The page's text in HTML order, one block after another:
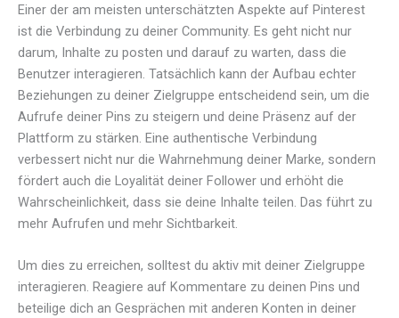
Einer der am meisten unterschätzten Aspekte auf Pinterest
ist die Verbindung zu deiner Community. Es geht nicht nur
darum, Inhalte zu posten und darauf zu warten, dass die
Benutzer interagieren. Tatsächlich kann der Aufbau echter
Beziehungen zu deiner Zielgruppe entscheidend sein, um die
Aufrufe deiner Pins zu steigern und deine Präsenz auf der
Plattform zu stärken. Eine authentische Verbindung
verbessert nicht nur die Wahrnehmung deiner Marke, sondern
fördert auch die Loyalität deiner Follower und erhöht die
Wahrscheinlichkeit, dass sie deine Inhalte teilen. Das führt zu
mehr Aufrufen und mehr Sichtbarkeit.
Um dies zu erreichen, solltest du aktiv mit deiner Zielgruppe
interagieren. Reagiere auf Kommentare zu deinen Pins und
beteilige dich an Gesprächen mit anderen Konten in deiner